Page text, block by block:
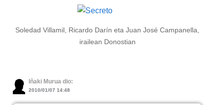
Soledad Villamil, Ricardo Darín eta Juan José Campanella,
irailean Donostian
Iñaki Murua dio:
2010/01/07 14:48